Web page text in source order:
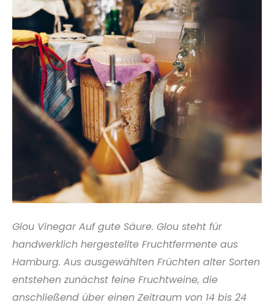
Glou Vinegar Auf gute Säure. Glou steht für
handwerklich hergestellte Fruchtfermente aus
Hamburg. Aus ausgewählten Früchten alter Sorten
entstehen zunächst feine Fruchtweine, die
anschließend über einen Zeitraum von 14 bis 24